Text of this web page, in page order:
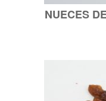
NUECES